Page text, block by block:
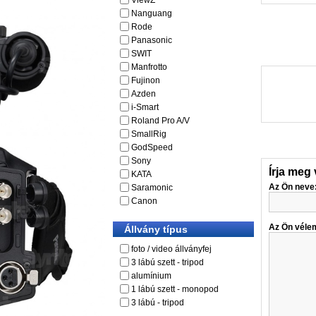
Nanguang
Rode
Panasonic
SWIT
Manfrotto
Fujinon
Azden
i-Smart
Roland Pro A/V
SmallRig
GodSpeed
Sony
KATA
Saramonic
Canon
Állvány típus
foto / video állványfej
3 lábú szett - tripod
alumínium
1 lábú szett - monopod
3 lábú - tripod
Írja
Az Ön neve:
Az Ön